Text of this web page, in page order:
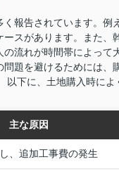
報告されています。
スがあります。また
流れが時間帯によっ
題を避けるためには
下に、土地購入時に
主な原因
、追加工事費の発生